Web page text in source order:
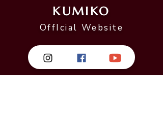
KUMIKO
OffIcial Website